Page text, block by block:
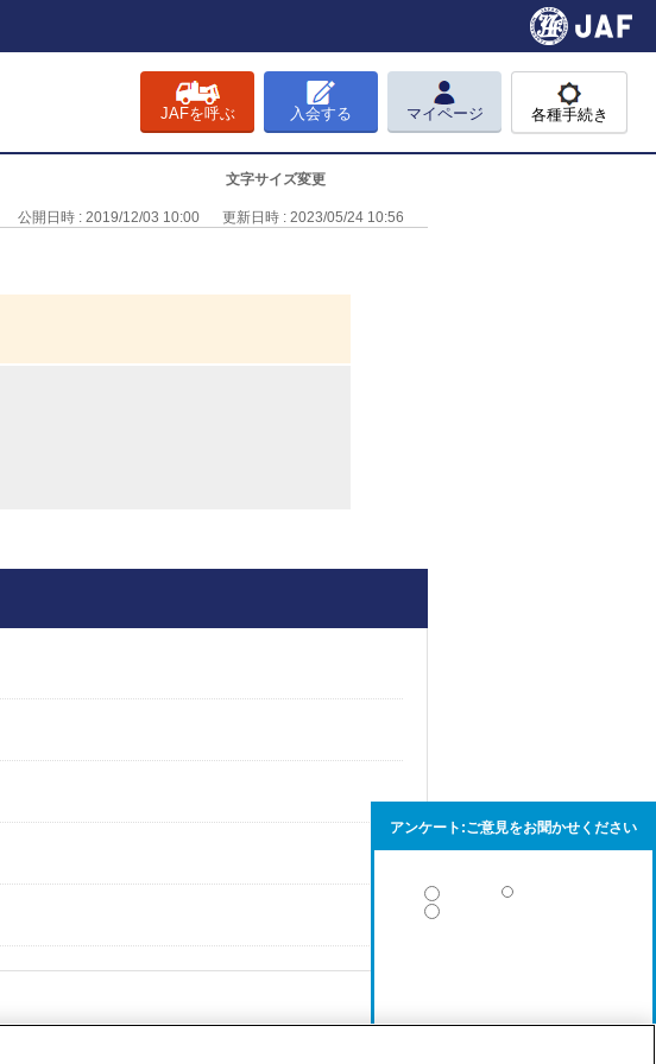
JAFを呼ぶ 入会する マイページ 各種手続き
文字サイズ変更
公開日時 : 2019/12/03 10:00 更新日時 : 2023/05/24 10:56
アンケート:ご意見をお聞かせください